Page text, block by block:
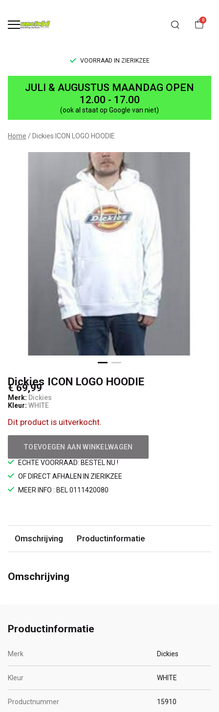
0
VOORRAAD IN ZIERIKZEE
ICON
HOODIE
UNCLE[S]
Boardshop
JULI & AUGUSTUS MAANDAG OPEN
12.00 - 17.00
(ook al staat op Google van niet)
Home Dickies ICON LOGO HOODIE
Dickies ICON LOGO HOODIE
€ 69,99
Merk: Dickies
Kleur: WHITE
Dit product is uitverkocht.
TOEVOEGEN AAN WINKELWAGEN
ECHTE VOORRAAD: BESTEL NU !
OF DIRECT AFHALEN IN ZIERIKZEE
MEER INFO : BEL 0111420080
Omschrijving Productinformatie
Omschrijving
Productinformatie
Merk Dickies
Kleur WHITE
Productnummer 15910